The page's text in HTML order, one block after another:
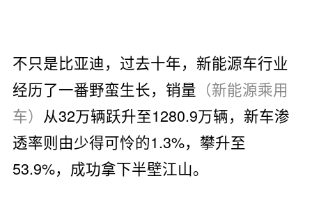
不只是比亚迪，过去十年，新能源车行业
经历了一番野蛮生长，销量 （新能源乘用
车） 从32万辆跃升至1280.9万辆，新车渗
透率则由少得可怜的1.3%，攀升至
53.9%，成功拿下半壁江山。